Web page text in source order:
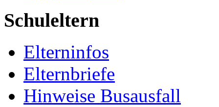
Schuleltern
Elterninfos
Elternbriefe
Hinweise Busausfall